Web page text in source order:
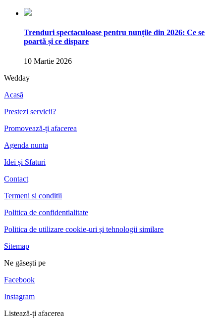
Trenduri spectaculoase pentru nunțile din 2026: Ce se
poartă și ce dispare
10 Martie 2026
Wedday
Acasă
Prestezi servicii?
Promovează-ți afacerea
Agenda nunta
Idei și Sfaturi
Contact
Termeni si conditii
Politica de confidentialitate
Politica de utilizare cookie-uri și tehnologii similare
Sitemap
Ne găsești pe
Facebook
Instagram
Listează-ți afacerea